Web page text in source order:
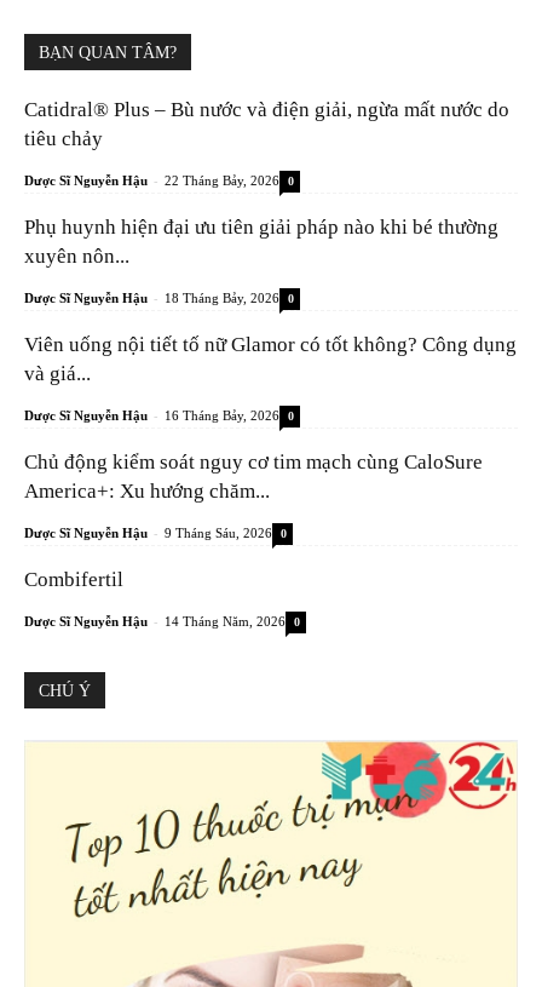
BẠN QUAN TÂM?
Catidral® Plus – Bù nước và điện giải, ngừa mất nước do
tiêu chảy
Dược Sĩ Nguyễn Hậu - 22 Tháng Bảy, 2026 0
Phụ huynh hiện đại ưu tiên giải pháp nào khi bé thường
xuyên nôn...
Dược Sĩ Nguyễn Hậu - 18 Tháng Bảy, 2026 0
Viên uống nội tiết tố nữ Glamor có tốt không? Công dụng
và giá...
Dược Sĩ Nguyễn Hậu - 16 Tháng Bảy, 2026 0
Chủ động kiểm soát nguy cơ tim mạch cùng CaloSure
America+: Xu hướng chăm...
Dược Sĩ Nguyễn Hậu - 9 Tháng Sáu, 2026 0
Combifertil
Dược Sĩ Nguyễn Hậu - 14 Tháng Năm, 2026 0
CHÚ Ý